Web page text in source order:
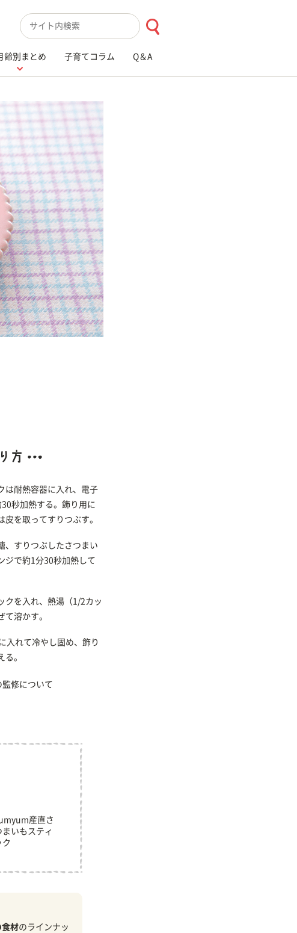
検索キーワード入力
齢別まとめ 子育てコラム Q＆A
は耐熱容器に入れ、電子
30秒加熱する。飾り用に
皮を取ってすりつぶす。
、すりつぶしたさつまい
ジで約1分30秒加熱して
クを入れ、熱湯（1/2カッ
て溶かす。
入れて冷やし固め、飾り
る。
監修について
産直さ
まいもスティ
ク
食材のラインナッ